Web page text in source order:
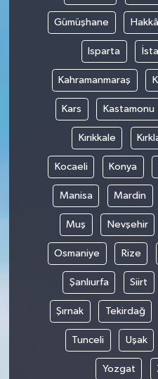
Gümüşhane
Isparta
Kahramanmaraş
Kars Kastamonu
Kırıkkale
Kocaeli Konya
Manisa Mardin
Muş Nevşehir
Osmaniye Rize
Şanlıurfa Siirt
Şırnak Tekirdağ
Tunceli Uşak
Yozgat